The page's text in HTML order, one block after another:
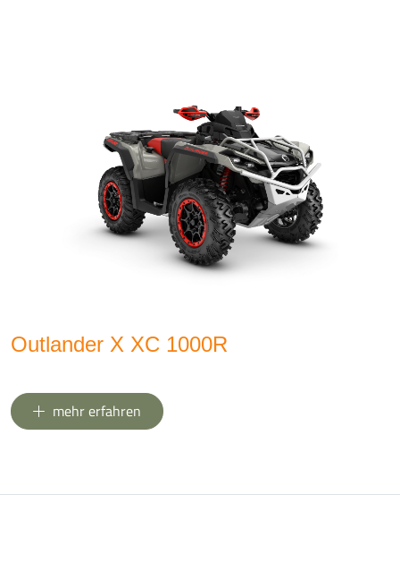
Outlander X XC 1000R
mehr erfahren